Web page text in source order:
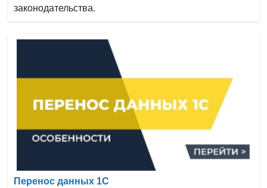
законодательства.
Перенос данных 1С